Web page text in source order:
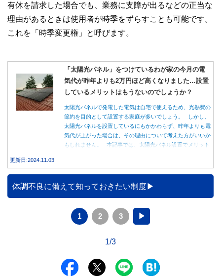
有休を請求した場合でも、業務に支障が出るなどの正当な
理由があるときは使用者が時季をずらすことも可能です。
これを「時季変更権」と呼びます。
「太陽光パネル」をつけているわが家の今月の電
気代が昨年よりも2万円ほど高くなりました…設置
しているメリットはもうないのでしょうか？
太陽光パネルで発電した電気は自宅で使えるため、光熱費の
節約を目的として設置する家庭が多いでしょう。 しかし、
太陽光パネルを設置しているにもかかわらず、昨年よりも電
気代が上がった場合は、その理由について考えた方がいいか
もしれません。 本記事では、太陽光パネル設置でメリット
更新日:2024.11.03
体調不良に備えて知っておきたい制度
1 2 3 ▶
1/3